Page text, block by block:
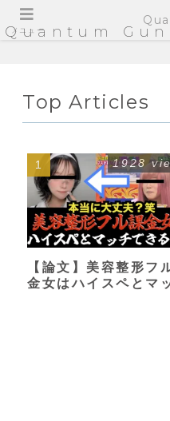
Quantum Gun
Top Articles
【論文】美容整形フ
金女はハイスペとマ
1928
メニュー